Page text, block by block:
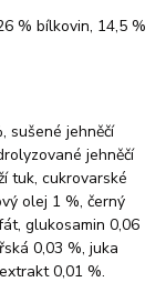
% bílkovin, 14,5 %
sušené jehněčí
jehněčí
tuk, cukrovarské
olej 1 %, černý
glukosamin 0,06
0,03 %, juka
0,01 %.